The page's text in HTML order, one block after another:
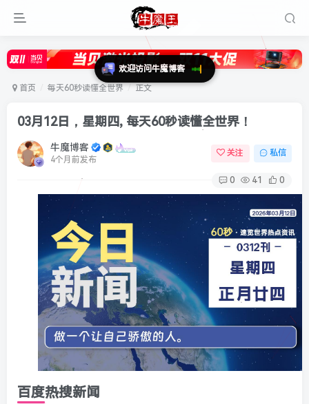
首页 每天60秒读懂全世界 正文
03月12日，星期四, 每天60秒读懂全世界！
牛魔博客
4个月前发布
关注 私信
0 41 0
百度热搜新闻